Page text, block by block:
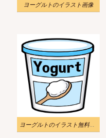
ヨーグルトのイラスト画像
ヨーグルトのイラスト無料画像 2